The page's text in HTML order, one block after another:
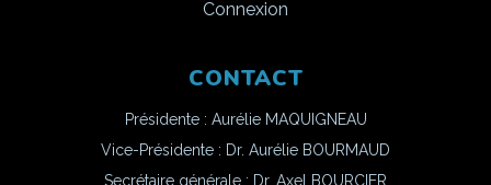
Connexion
CONTACT
Présidente : Aurélie MAQUIGNEAU
Vice-Présidente : Dr. Aurélie BOURMAUD
Secrétaire générale : Dr. Axel BOURCIER